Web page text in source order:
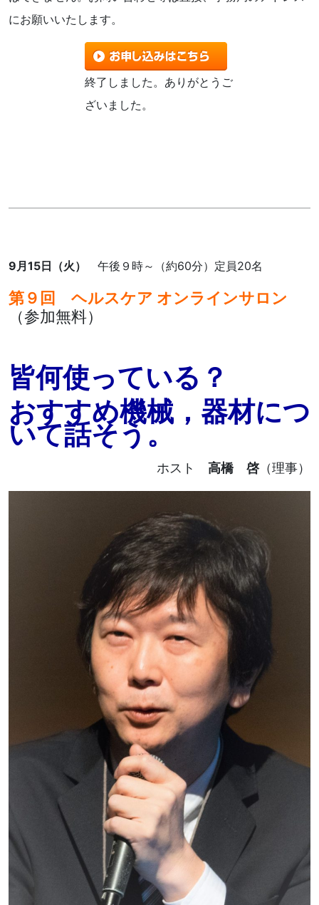
にお願いいたします。
終了しました。ありがとうご
ざいました。
9月15日（火） 午後９時～（約60分）定員20名
第９回 ヘルスケア オンラインサロン
（参加無料）
皆何使っている？
おすすめ機械，器材につ
いて話そう。
ホスト 高橋 啓（理事）